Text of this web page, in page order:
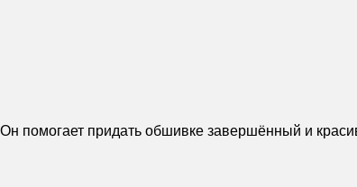
помогает придать обшивке завершённый и